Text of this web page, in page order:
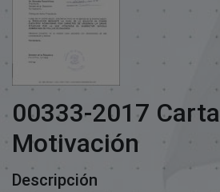
00333-2017 Carta
Motivación
Descripción